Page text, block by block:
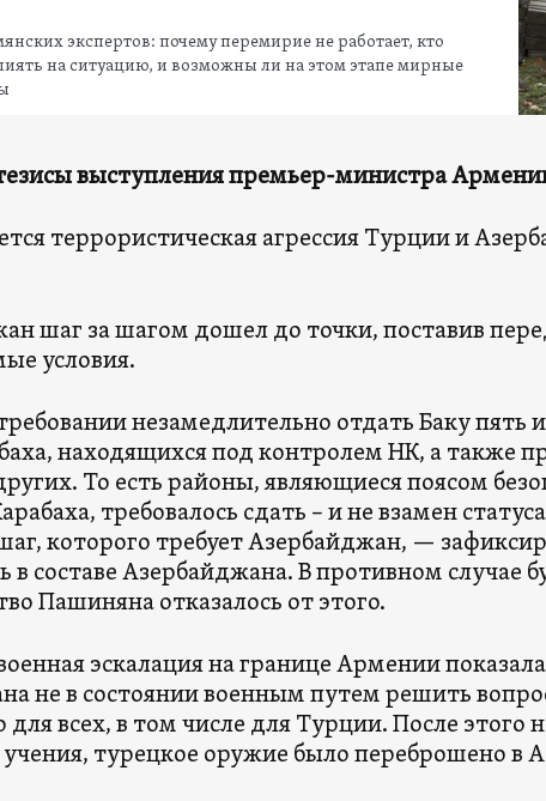
экспертов: почему перемирие не работает, кто
на ситуацию, и возможны ли на этом этапе мирные
выступления премьер-министра
террористическая агрессия Турции и
шаг за шагом дошел до точки, поставив
условия.
незамедлительно отдать Баку пять
находящихся под контролем НК, а также
То есть районы, являющиеся поясом
требовалось сдать – и не взамен
которого требует Азербайджан, —
в составе Азербайджана. В противном случае
Пашиняна отказалось от этого.
эскалация на границе Армении
не в состоянии военным путем решить
всех, в том числе для Турции. После этого
турецкое оружие было переброшено в